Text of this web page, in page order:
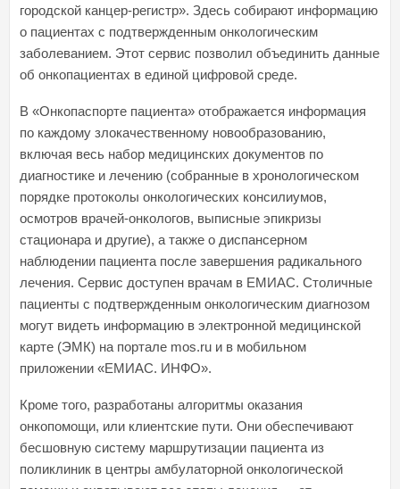
городской канцер-регистр». Здесь собирают информацию
о пациентах с подтвержденным онкологическим
заболеванием. Этот сервис позволил объединить данные
об онкопациентах в единой цифровой среде.
В «Онкопаспорте пациента» отображается информация
по каждому злокачественному новообразованию,
включая весь набор медицинских документов по
диагностике и лечению (собранные в хронологическом
порядке протоколы онкологических консилиумов,
осмотров врачей-онкологов, выписные эпикризы
стационара и другие), а также о диспансерном
наблюдении пациента после завершения радикального
лечения. Сервис доступен врачам в ЕМИАС. Столичные
пациенты с подтвержденным онкологическим диагнозом
могут видеть информацию в электронной медицинской
карте (ЭМК) на портале mos.ru и в мобильном
приложении «ЕМИАС. ИНФО».
Кроме того, разработаны алгоритмы оказания
онкопомощи, или клиентские пути. Они обеспечивают
бесшовную систему маршрутизации пациента из
поликлиник в центры амбулаторной онкологической